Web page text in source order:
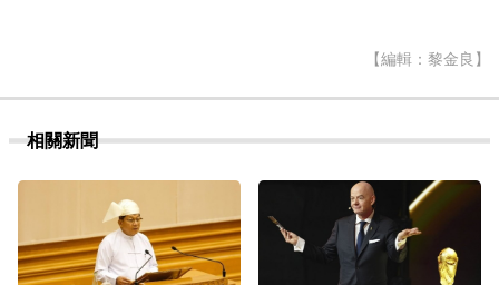
【編輯：黎金良】
相關新聞